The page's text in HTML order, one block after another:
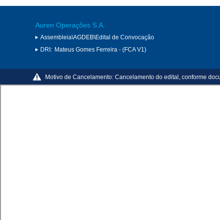
Auren Operações S.A.
Assembleia\AGDEB\Edital de Convocação
DRI: Mateus Gomes Ferreira - (FCA V1)
Motivo de Cancelamento: Cancelamento do edital, conforme